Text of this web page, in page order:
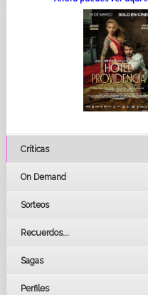
Críticas
On Demand
Sorteos
Recuerdos...
Sagas
Perfiles